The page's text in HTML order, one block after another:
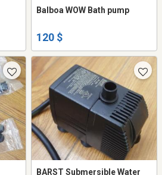
Balboa WOW Bath pump
120 $
BARST Submersible Water